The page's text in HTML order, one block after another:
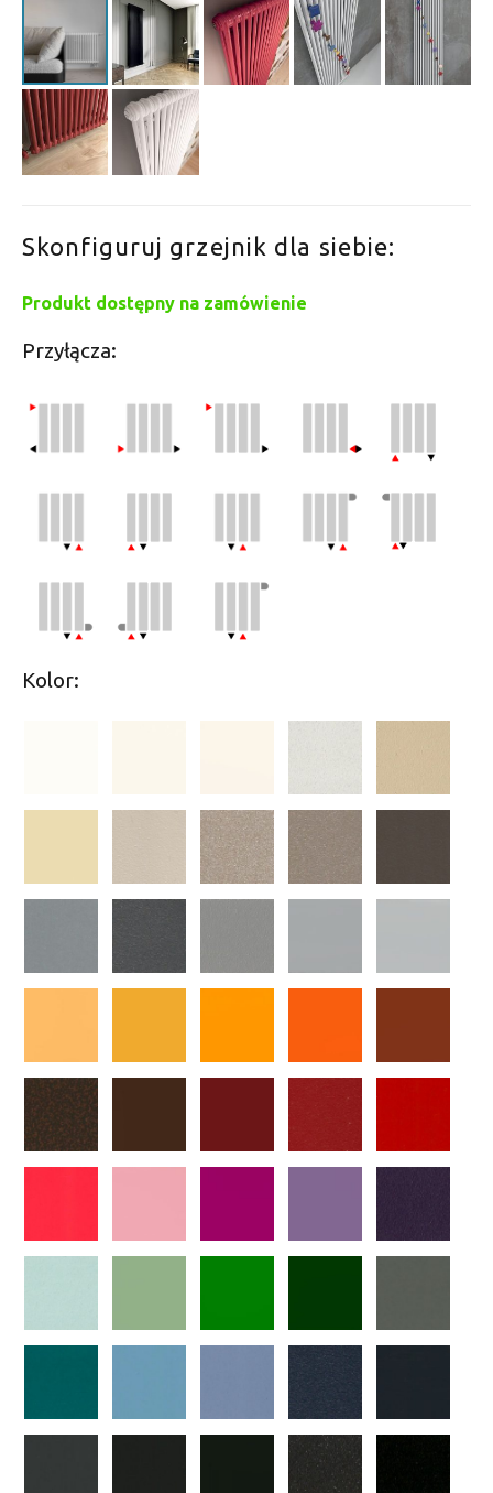
Skonfiguruj grzejnik dla siebie:
Produkt dostępny na zamówienie
Przyłącza:
Kolor: